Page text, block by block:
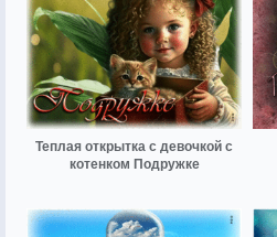
Теплая открытка с девочкой с
котенком Подружке